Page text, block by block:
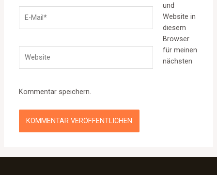
Mail*
und
Website in
diesem
Browser
für meinen
nächsten
Kommentar speichern.